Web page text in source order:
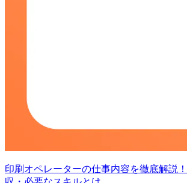
印刷オペレーターの仕事内容を徹底解説